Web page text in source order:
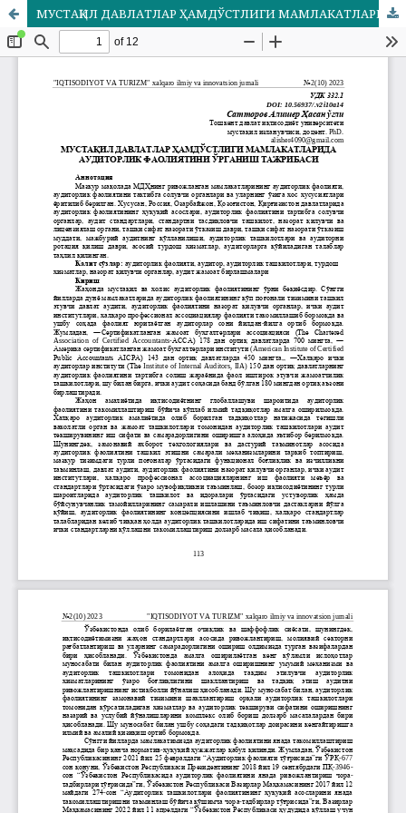
МУСТАҚИЛ ДАВЛАТЛАР ҲАМДЎСТЛИГИ МАМЛАКАТЛАРИДА АУДИТОРЛИК ФАОЛИЯТИНИ ЎРГАНИШ ТАЖРИБАСИ